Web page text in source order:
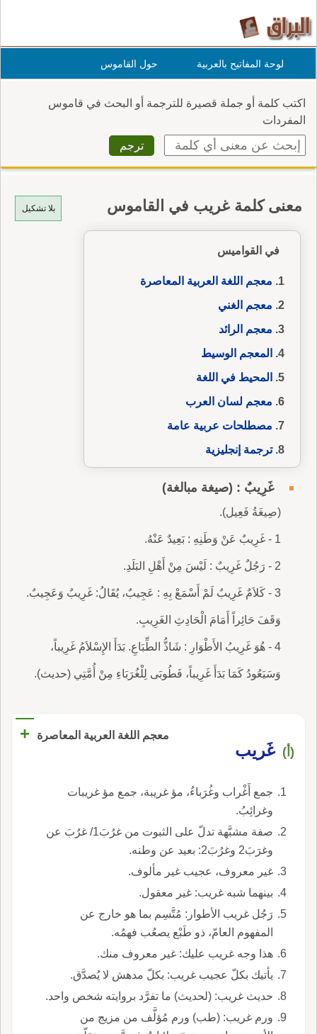
لوحة المفاتيح بالعربية حول القاموس
اكتب كلمة أو جملة قصيرة للترجمة أو البحث في قاموس
المفردات
بلا تشكيل معنى كلمة غريب في القاموس
في القواميس
معجم اللغة العربية المعاصرة
معجم الغني
معجم الرائد
المعجم الوسيط
المحيط في اللغة
معجم لسان العرب
مصطلحات عربية عامة
ترجمة إنجليزية
غَرِيبٌ : (صيغة مبالغة)
(صِيغَةُ فَعِيل).
1 - غَرِيبٌ عَنْ وَطَنِهِ : بَعِيدٌ عَنْهُ.
2 - رَجُلٌ غَرِيبٌ : لَيْسَ مِنْ أَهْلِ البَلَدِ.
3 - كَلاَمٌ غَرِيبٌ لَمْ أَسْمَعْ بِهِ : عَجِيبٌ، يُقَالُ: غَرِيبٌ وَعَجِيبٌ.
وَقَفَ حَائِراً أَمَامَ الْحَادِثِ الغَرِيبِ.
4 - هُوَ غَرِيبُ الأَطْوَارِ : شَاذُّ الطِّبَاعِ. بَدَأَ الإِسْلاَمُ غَرِيباً،
وَسَيَعُودُ كَمَا بَدَأَ غَرِيباً، فَطُوبَى لِلْغُرَبَاءِ مِنْ أُمَّتِي (حديث).
معجم اللغة العربية المعاصرة +
(أ) غَريب
جمع أَغْراب وغُرَباءُ، مؤ غريبة، جمع مؤ غريبات
وغرائِبُ.
صفة مشبَّهة تدلّ على الثبوت من غرُبَ1/ غرُبَ عن
وغرَبَ2 وغرُبَ2: بعيد عن وطنه.
غير معروف، عجيب غير مألوف.
بينهما شبه غريب: غير معقول.
رَجُل غريب الأطوار: مُتَّسِم بما هو خارج عن
المفهوم العامّ، ذو طَبْع يصعُب فهمُه.
هذا وجه غريب عليك: غير معروف منك.
يأتيك بكلّ عجيب غريب: بكلّ مدهش لا يُصدَّق.
حديث غريب: (لحديث) ما تفرَّد بروايته شخص واحد.
ورم غريب: (طب) ورم مُؤلَّف من مزيج من